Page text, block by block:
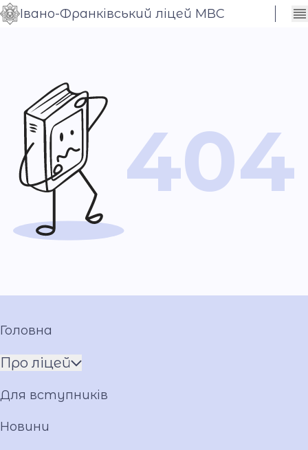
Контраст
Сховати
Івано-Франківський ліцей МВС
404
Головна
Про ліцей
Команда
Для вступників
Новини